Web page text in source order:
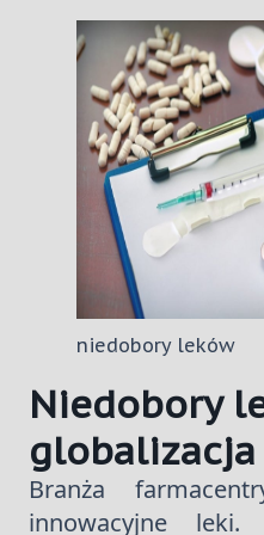
niedobory leków
Niedobory
globalizacja
Branża
innowacyjne leki.